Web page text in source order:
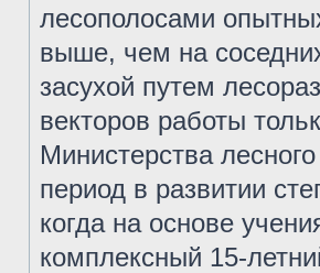
лесополосами
выше, чем на
засухой путем
векторов работы
Министерства
период в развитии
когда на основе
комплексный 15-